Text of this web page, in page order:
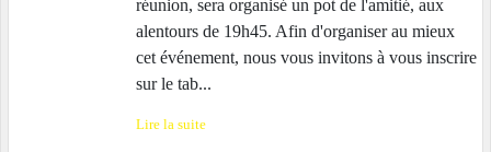
réunion, sera organisé un pot de l'amitié, aux
alentours de 19h45. Afin d'organiser au mieux
cet événement, nous vous invitons à vous inscrire
sur le tab...
Lire la suite